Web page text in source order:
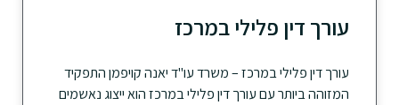
עורך דין פלילי במרכז
עורך דין פלילי במרכז – משרד עו"ד יאנה קויפמן התפקיד
המזוהה ביותר עם עורך דין פלילי במרכז הוא ייצוג נאשמים